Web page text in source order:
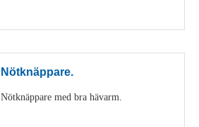
Nötknäppare.
Nötknäppare med bra hävarm.